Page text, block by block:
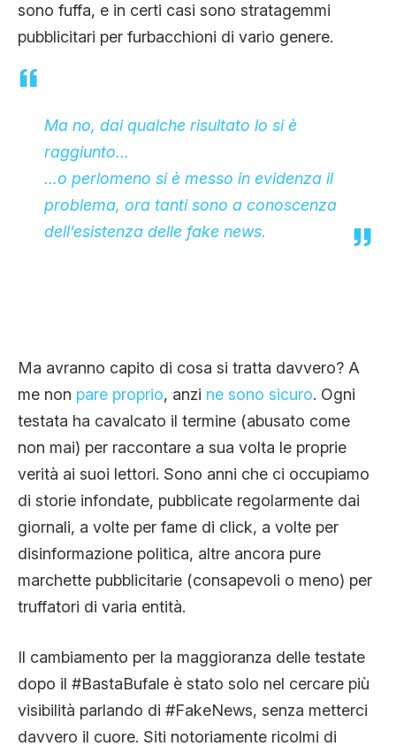
sono fuffa, e in certi casi sono stratagemmi
pubblicitari per furbacchioni di vario genere.
Ma no, dai qualche risultato lo si è
raggiunto…
…o perlomeno si è messo in evidenza il
problema, ora tanti sono a conoscenza
dell’esistenza delle fake news.
Ma avranno capito di cosa si tratta davvero? A
me non pare proprio, anzi ne sono sicuro. Ogni
testata ha cavalcato il termine (abusato come
non mai) per raccontare a sua volta le proprie
verità ai suoi lettori. Sono anni che ci occupiamo
di storie infondate, pubblicate regolarmente dai
giornali, a volte per fame di click, a volte per
disinformazione politica, altre ancora pure
marchette pubblicitarie (consapevoli o meno) per
truffatori di varia entità.
Il cambiamento per la maggioranza delle testate
dopo il #BastaBufale è stato solo nel cercare più
visibilità parlando di #FakeNews, senza metterci
davvero il cuore. Siti notoriamente ricolmi di